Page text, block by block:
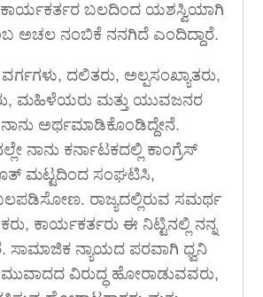
ಕಾರ್ಯಕರ್ತರ ಬಲದಿಂದ ಯಶಸ್ವಿಯಾಗಿ
ಅಚಲ ನಂಬಿಕೆ ನನಗಿದೆ ಎಂದಿದ್ದಾರೆ.
ದಲಿತರು, ಅಲ್ಪಸಂಖ್ಯಾತರು,
ಮಹಿಳೆಯರು ಮತ್ತು ಯುವಜನರ
ನಾನು ಅರ್ಥಮಾಡಿಕೊಂಡಿದ್ದೇನೆ.
ನಾನು ಕರ್ನಾಟಕದಲ್ಲಿ ಕಾಂಗ್ರೆಸ್
ಬೂತ್ ಮಟ್ಟದಿಂದ ಸಂಘಟಿಸಿ,
ಬಲಪಡಿಸೋಣ. ರಾಜ್ಯದಲ್ಲಿರುವ ಸಮರ್ಥ
ಕಾರ್ಯಕರ್ತರು ಈ ನಿಟ್ಟಿನಲ್ಲಿ ನನ್ನ
ಸಾಮಾಜಿಕ ನ್ಯಾಯದ ಪರವಾಗಿ ಧ್ವನಿ
ವಿರುದ್ಧ ಹೋರಾಡುವವರು,